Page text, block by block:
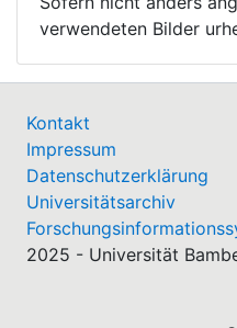
verwendeten Bilder
Kontakt
Impressum
Datenschutzerklärung
Universitätsarchiv
2025 - Universität